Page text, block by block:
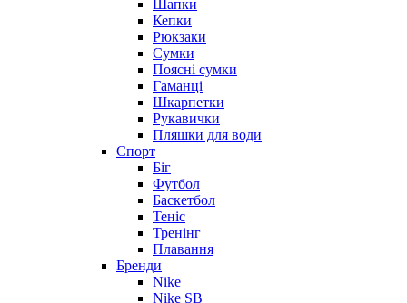
Шапки
Кепки
Рюкзаки
Сумки
Поясні сумки
Гаманці
Шкарпетки
Рукавички
Пляшки для води
Спорт
Біг
Футбол
Баскетбол
Теніс
Тренінг
Плавання
Бренди
Nike
Nike SB